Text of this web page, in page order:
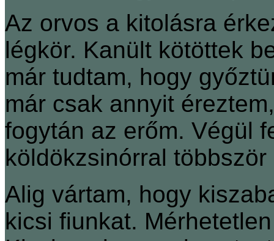
Az orvos a kitolásra
légkör. Kanült kötöttek
már tudtam, hogy
már csak annyit
fogytán az erőm. Végül
köldökzsinórral
Alig vártam, hogy
kicsi fiunkat.